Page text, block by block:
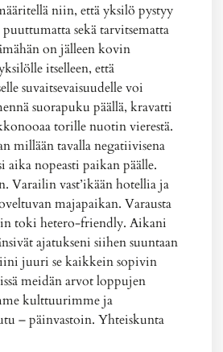
niin, että yksilö pystyy
sekä tarvitsematta
on jälleen kovin
itselleen, että
suvaitsevaisuudelle voi
suorapuku päällä, kravatti
torille nuotin vierestä.
millään tavalla negatiivisena
nopeasti paikan päälle.
Varailin vast’ikään hotellia ja
majapaikan. Varausta
toki hetero-friendly. Aikani
ajatukseni siihen suuntaan
juuri se kaikkein sopivin
meidän arvot loppujen
kulttuurimme ja
– päinvastoin. Yhteiskunta